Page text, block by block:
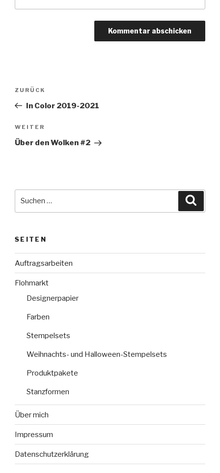
Beitragsnavigation
Vorheriger
Beitrag
ZURÜCK
In Color 2019-2021
Nächster
Beitrag
WEITER
Über den Wolken #2
SEITEN
Auftragsarbeiten
Flohmarkt
Designerpapier
Farben
Stempelsets
Weihnachts- und Halloween-Stempelsets
Produktpakete
Stanzformen
Über mich
Impressum
Datenschutzerklärung